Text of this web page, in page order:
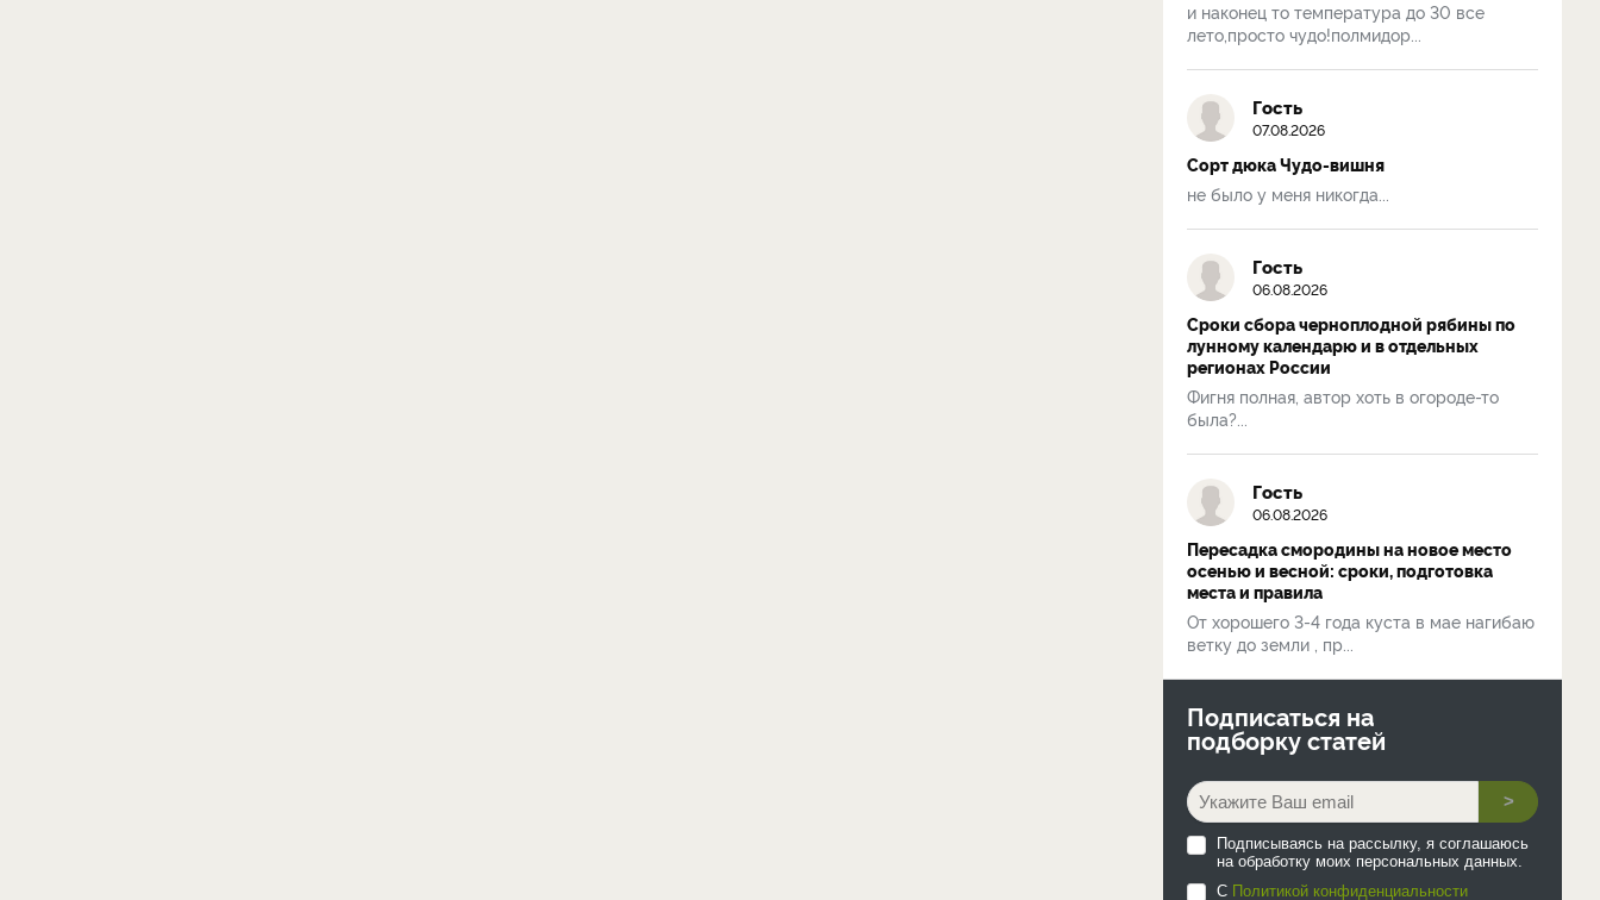
и наконец то температура до 30 все
лето,просто чудо!полмидор...
Гость
07.08.2026
Сорт дюка Чудо-вишня
не было у меня никогда...
Гость
06.08.2026
Сроки сбора черноплодной рябины по
лунному календарю и в отдельных
регионах России
Фигня полная, автор хоть в огороде-то
была?...
Гость
06.08.2026
Пересадка смородины на новое место
осенью и весной: сроки, подготовка
места и правила
От хорошего 3-4 года куста в мае нагибаю
ветку до земли , пр...
Подписаться на
подборку статей
>
Подписываясь на рассылку, я соглашаюсь
на обработку моих персональных данных.
С Политикой конфиденциальности